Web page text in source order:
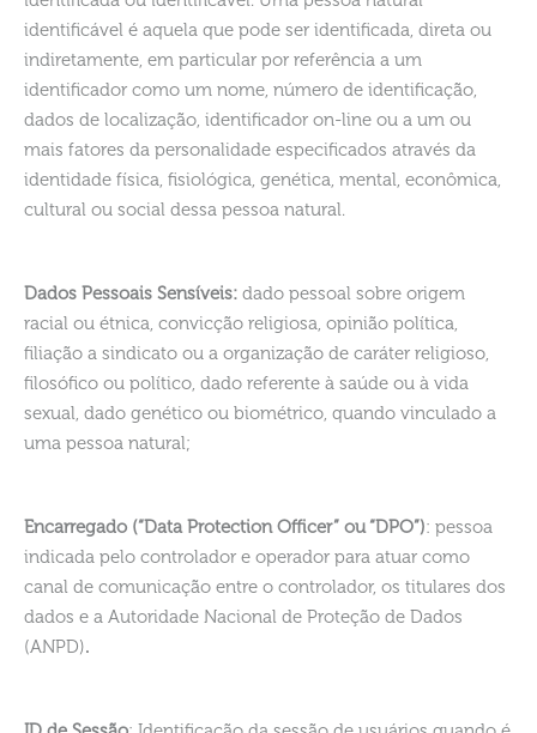
identificável é aquela que pode ser identificada, direta ou
indiretamente, em particular por referência a um
identificador como um nome, número de identificação,
dados de localização, identificador on-line ou a um ou
mais fatores da personalidade especificados através da
identidade física, fisiológica, genética, mental, econômica,
cultural ou social dessa pessoa natural.
Dados Pessoais Sensíveis: dado pessoal sobre origem
racial ou étnica, convicção religiosa, opinião política,
filiação a sindicato ou a organização de caráter religioso,
filosófico ou político, dado referente à saúde ou à vida
sexual, dado genético ou biométrico, quando vinculado a
uma pessoa natural;
Encarregado (“Data Protection Officer” ou “DPO”): pessoa
indicada pelo controlador e operador para atuar como
canal de comunicação entre o controlador, os titulares dos
dados e a Autoridade Nacional de Proteção de Dados
(ANPD).